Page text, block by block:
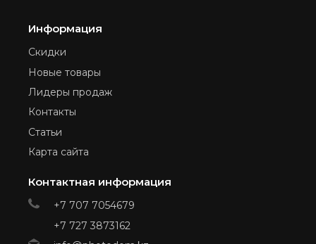
Информация
Скидки
Новые товары
Лидеры продаж
Контакты
Статьи
Карта сайта
Контактная информация
+7 707 7054679
+7 727 3873162